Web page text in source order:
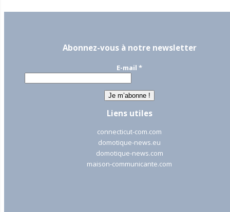
Abonnez-vous à notre newsletter
E-mail *
Liens utiles
connecticut-com.com
domotique-news.eu
domotique-news.com
maison-communicante.com